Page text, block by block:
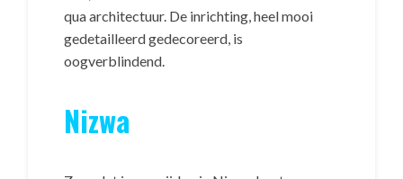
qua architectuur. De inrichting, heel mooi
gedetailleerd gedecoreerd, is
oogverblindend.
Nizwa